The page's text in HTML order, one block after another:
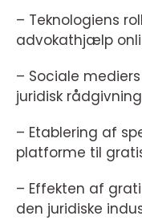
– Teknologiens
advokathjælp
– Sociale
juridisk rådgivning
– Etablering af
platforme til
– Effekten af
den juridiske